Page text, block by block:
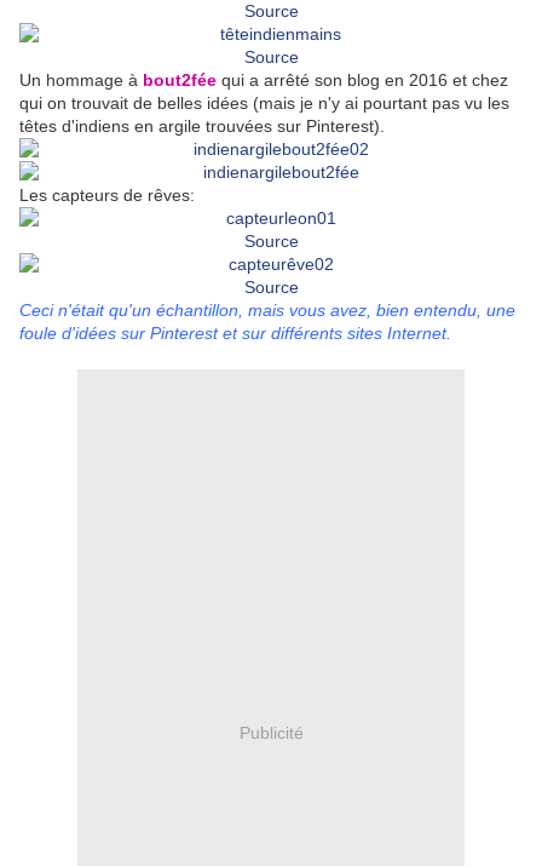
Source
Source
Un hommage à bout2fée qui a arrêté son blog en 2016 et chez
qui on trouvait de belles idées (mais je n'y ai pourtant pas vu les
têtes d'indiens en argile trouvées sur Pinterest).
Les capteurs de rêves:
Source
Source
Ceci n'était qu'un échantillon, mais vous avez, bien entendu, une
foule d'idées sur Pinterest et sur différents sites Internet.
Publicité